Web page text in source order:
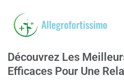
Découvrez Les
Efficaces Pour Une